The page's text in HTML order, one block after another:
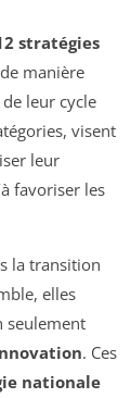
stratégies
manière
leur cycle
visent
leur
favoriser les
la transition
elles
seulement
. Ces
nationale